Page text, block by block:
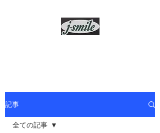
記事
全ての記事